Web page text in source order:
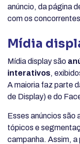
anúncio, da página
com os
Mídia
Mídia display são
interativos,
A maioria faz parte
de Display) e do
Esses anúncios são
tópicos e
campanha. Assim,